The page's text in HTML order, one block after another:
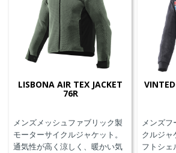
LISBONA AIR TEX JACKET
76R
メンズメッシュファブリック製
モーターサイクルジャケット。
通気性が高く涼しく、暖かい気
メンズフ
クルジャ
フトシェ